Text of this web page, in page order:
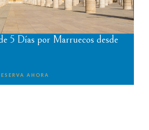
5 Días por Marruecos desde
AHORA